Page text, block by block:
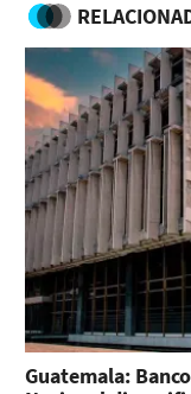
Guatemala: